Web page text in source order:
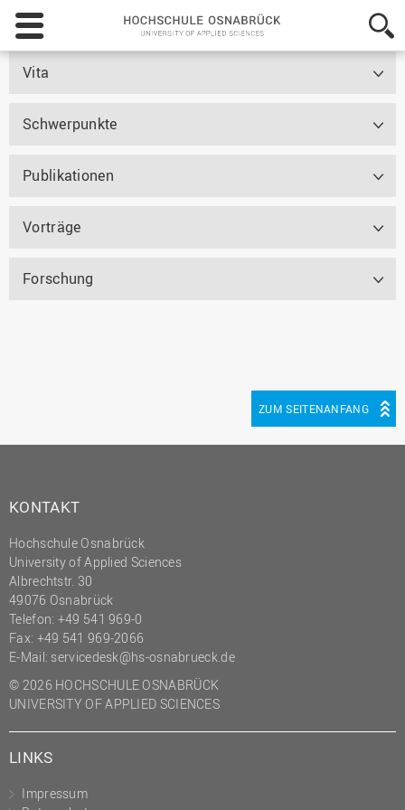
Hochschule
Osnabrück
-
Vita
Schwerpunkte
Publikationen
Vorträge
Forschung
ZUM SEITENANFANG
KONTAKT
Hochschule Osnabrück
University of Applied Sciences
Albrechtstr. 30
49076 Osnabrück
Telefon: +49 541 969-0
Fax: +49 541 969-2066
E-Mail: servicedesk@hs-osnabrueck.de
© 2026 HOCHSCHULE OSNABRÜCK
UNIVERSITY OF APPLIED SCIENCES
LINKS
Impressum